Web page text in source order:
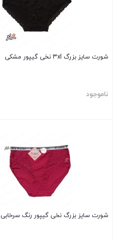
شورت سایز بزرگ ۳xl نخی گیپور مشکی
ناموجود
شورت سایز بزرگ نخی گیپور رنگ سرخابی